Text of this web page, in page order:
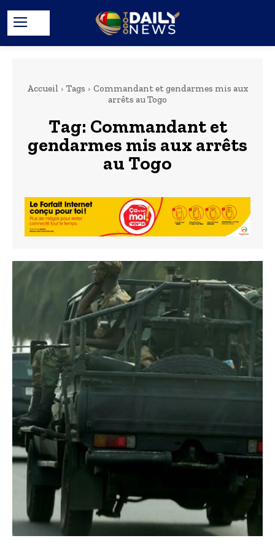
Accueil Tags
Commandant et gendarmes mis aux
arrêts au Togo
Tag: Commandant et
gendarmes mis aux arrêts
au Togo